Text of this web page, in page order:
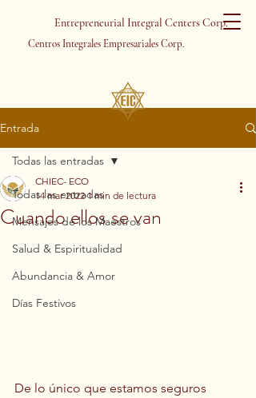
Entrepreneurial Integral Centers Corp.
Centros Integrales Empresariales Corp.
Entrada
Todas las entradas
Mensajes de los Maestros
Salud & Espiritualidad
Abundancia & Amor
Días Festivos
Todas las entradas
Cuando ellos se van
CHIEC- ECO
14 mar 2022 1 min de lectura
De lo único que estamos seguros